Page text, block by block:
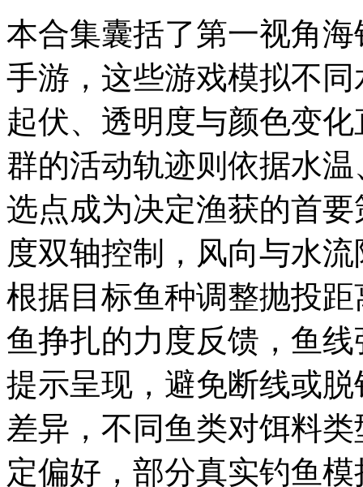
本合集囊括了第一视角
手游，这些游戏模拟不
起伏、透明度与颜色变
群的活动轨迹则依据水
选点成为决定渔获的首
度双轴控制，风向与水
根据目标鱼种调整抛投
鱼挣扎的力度反馈，鱼
提示呈现，避免断线或
差异，不同鱼类对饵料
定偏好，部分真实钓鱼